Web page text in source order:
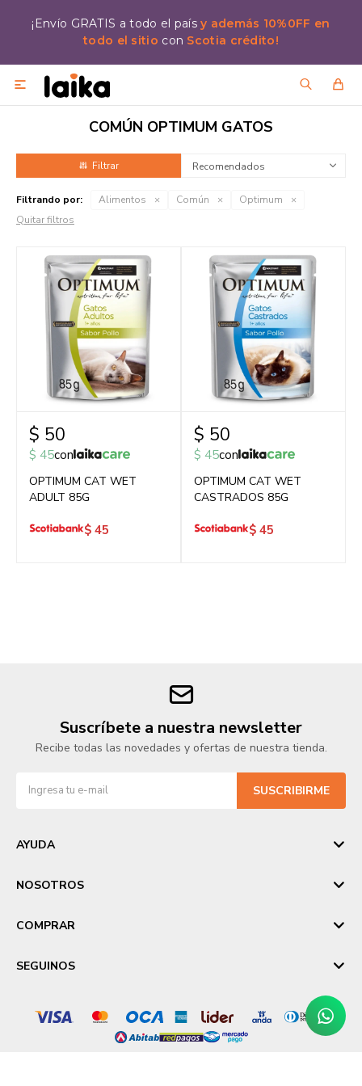
¡Envío GRATIS a todo el paísy además 10%0FF en
todo el sitio con Scotia crédito!

COMÚN OPTIMUM GATOS
Recomendados
Filtrando por: Alimentos Común
Optimum
Quitar filtros
$ 50
$ 45con
OPTIMUM CAT WET
ADULT 85G
$ 45
$ 50
$ 45con
OPTIMUM CAT WET
CASTRADOS 85G
$ 45
Suscríbete a nuestra newsletter
Recibe todas las novedades y ofertas de nuestra tienda.
SUSCRIBIRME
AYUDA
NOSOTROS
COMPRAR
SEGUINOS